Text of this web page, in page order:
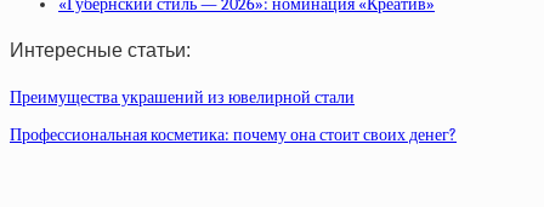
Интересные статьи:
Преимущества украшений из ювелирной стали
Профессиональная косметика: почему она стоит своих денег?